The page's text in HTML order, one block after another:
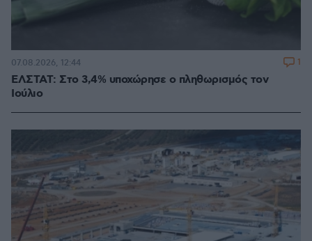
ΕΛΣΤΑΤ: Στο 3,4% υποχώρησε ο πληθωρισμός τον
Ιούλιο
07.08.2026, 12:44 1